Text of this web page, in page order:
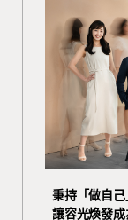
秉持「做自
讓容光煥發